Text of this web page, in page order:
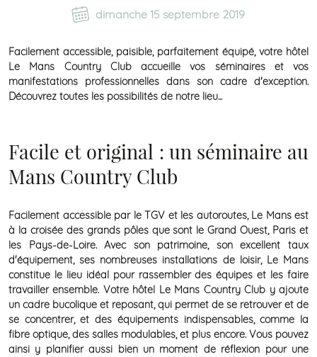
dimanche 15 septembre 2019
Facilement accessible, paisible, parfaitement équipé, votre hôtel
Le Mans Country Club accueille vos séminaires et vos
manifestations professionnelles dans son cadre d'exception.
Découvrez toutes les possibilités de notre lieu...
Facile et original : un séminaire au
Mans Country Club
Facilement accessible par le TGV et les autoroutes, Le Mans est
à la croisée des grands pôles que sont le Grand Ouest, Paris et
les Pays-de-Loire. Avec son patrimoine, son excellent taux
d'équipement, ses nombreuses installations de loisir, Le Mans
constitue le lieu idéal pour rassembler des équipes et les faire
travailler ensemble. Votre hôtel Le Mans Country Club y ajoute
un cadre bucolique et reposant, qui permet de se retrouver et de
se concentrer, et des équipements indispensables, comme la
fibre optique, des salles modulables, et plus encore. Vous pouvez
ainsi y planifier aussi bien un moment de réflexion pour une